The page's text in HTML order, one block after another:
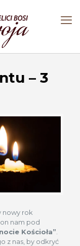
– 3
nowy rok
nam pod
Kościoła”
z nas, by odkryć